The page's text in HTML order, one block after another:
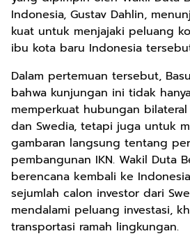
Indonesia, Gustav Dahlin,
kuat untuk menjajaki peluang
ibu kota baru Indonesia
Dalam pertemuan tersebut,
bahwa kunjungan ini tidak
memperkuat hubungan
dan Swedia, tetapi juga untuk
gambaran langsung tentang
pembangunan IKN. Wakil Duta
berencana kembali ke
sejumlah calon investor dari
mendalami peluang investasi,
transportasi ramah lingkungan.